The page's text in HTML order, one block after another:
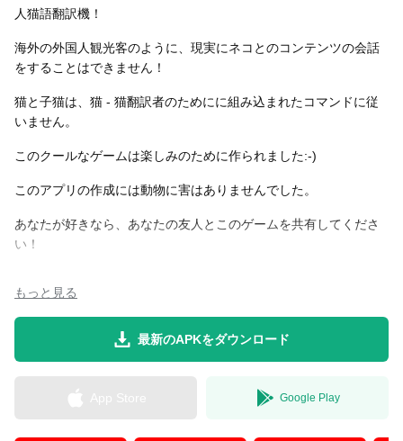
人猫語翻訳機！
海外の外国人観光客のように、現実にネコとのコンテンツの会話
をすることはできません！
猫と子猫は、猫 - 猫翻訳者のためにに組み込まれたコマンドに従
いません。
このクールなゲームは楽しみのために作られました:-)
このアプリの作成には動物に害はありませんでした。
あなたが好きなら、あなたの友人とこのゲームを共有してくださ
い！
もっと見る
最新のAPKをダウンロード
Google Play